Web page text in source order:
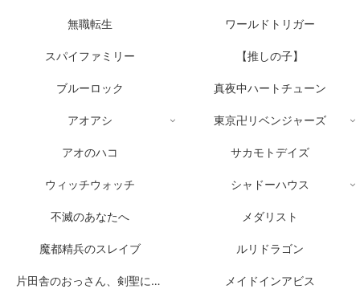
無職転生 ワールドトリガー
スパイファミリー 【推しの子】
ブルーロック 真夜中ハートチューン
アオアシ 東京卍リベンジャーズ
アオのハコ サカモトデイズ
ウィッチウォッチ シャドーハウス
不滅のあなたへ メダリスト
魔都精兵のスレイブ ルリドラゴン
片田舎のおっさん、剣聖になる メイドインアビス